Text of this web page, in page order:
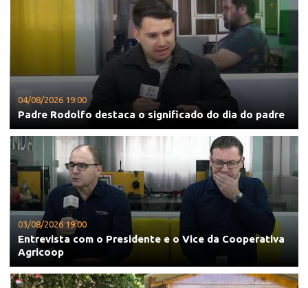
04/08/2026 19:00
Padre Rodolfo destaca o significado do dia do padre
03/08/2026 19:00
Entrevista com o Presidente e o Vice da Cooperativa
Agricoop